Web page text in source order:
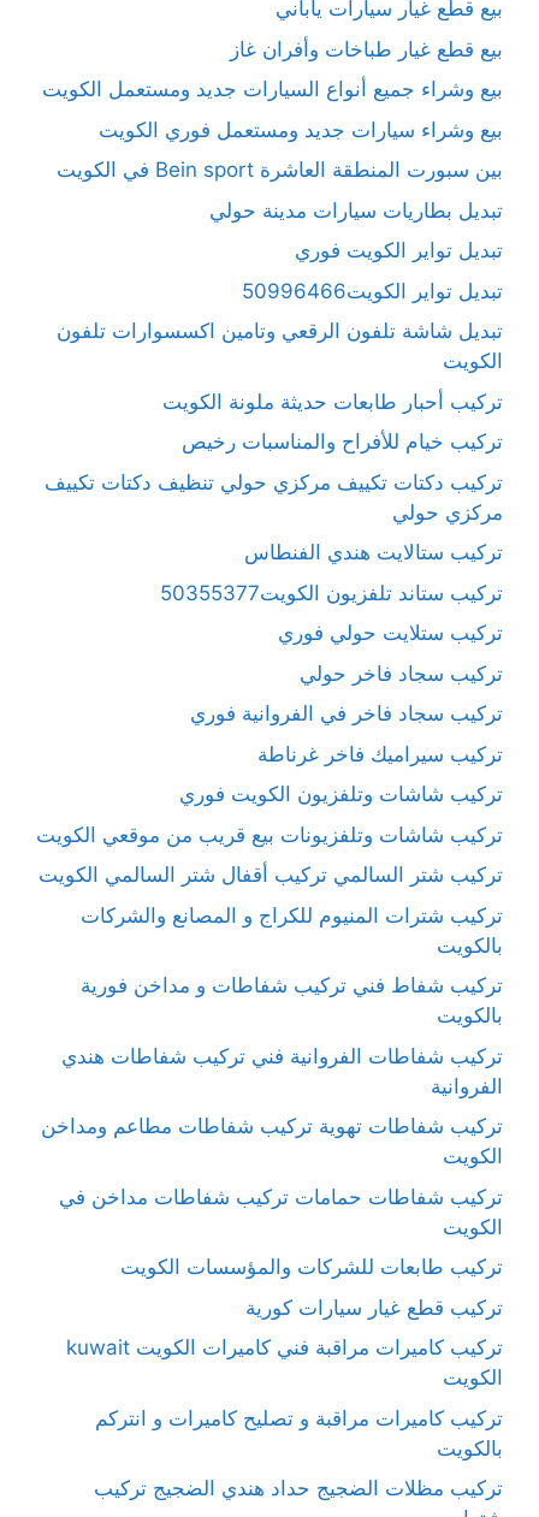
بيع قطع غيار سيارات ياباني
بيع قطع غيار طباخات وأفران غاز
بيع وشراء جميع أنواع السيارات جديد ومستعمل الكويت
بيع وشراء سيارات جديد ومستعمل فوري الكويت
بين سبورت المنطقة العاشرة Bein sport في الكويت
تبديل بطاريات سيارات مدينة حولي
تبديل تواير الكويت فوري
تبديل تواير الكويت50996466
تبديل شاشة تلفون الرقعي وتامين اكسسوارات تلفون
الكويت
تركيب أحبار طابعات حديثة ملونة الكويت
تركيب خيام للأفراح والمناسبات رخيص
تركيب دكتات تكييف مركزي حولي تنظيف دكتات تكييف
مركزي حولي
تركيب ستالايت هندي الفنطاس
تركيب ستاند تلفزيون الكويت50355377
تركيب ستلايت حولي فوري
تركيب سجاد فاخر حولي
تركيب سجاد فاخر في الفروانية فوري
تركيب سيراميك فاخر غرناطة
تركيب شاشات وتلفزيون الكويت فوري
تركيب شاشات وتلفزيونات بيع قريب من موقعي الكويت
تركيب شتر السالمي تركيب أقفال شتر السالمي الكويت
تركيب شترات المنيوم للكراج و المصانع والشركات
بالكويت
تركيب شفاط فني تركيب شفاطات و مداخن فورية
بالكويت
تركيب شفاطات الفروانية فني تركيب شفاطات هندي
الفروانية
تركيب شفاطات تهوية تركيب شفاطات مطاعم ومداخن
الكويت
تركيب شفاطات حمامات تركيب شفاطات مداخن في
الكويت
تركيب طابعات للشركات والمؤسسات الكويت
تركيب قطع غيار سيارات كورية
تركيب كاميرات مراقبة فني كاميرات الكويت kuwait
الكويت
تركيب كاميرات مراقبة و تصليح كاميرات و انتركم
بالكويت
تركيب مظلات الضجيج حداد هندي الضجيج تركيب